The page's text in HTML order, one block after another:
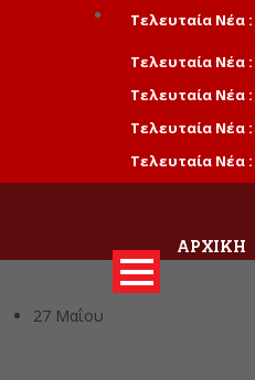
Τελευταία Νέα :
Τελευταία Νέα :
Τελευταία Νέα :
Τελευταία Νέα :
Τελευταία Νέα :
ΑΡΧΙΚΉ
27 Μαΐου